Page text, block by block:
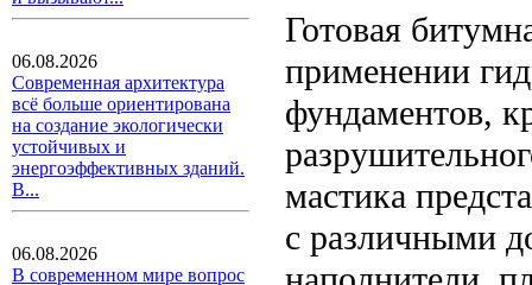
06.08.2026
Современная архитектура
всё больше ориентирована
на создание экологически
устойчивых и
энергоэффективных зданий.
В...
06.08.2026
В современном мире вопрос
Готовая
применении
фундаментов,
мастика
с различными